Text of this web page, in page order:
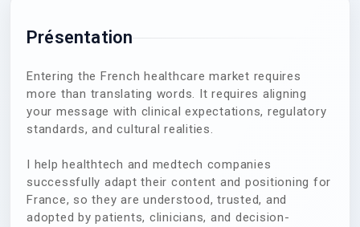
Présentation
Entering the French healthcare market requires
more than translating words. It requires aligning
your message with clinical expectations, regulatory
standards, and cultural realities.
I help healthtech and medtech companies
successfully adapt their content and positioning for
France, so they are understood, trusted, and
adopted by patients, clinicians, and decision-